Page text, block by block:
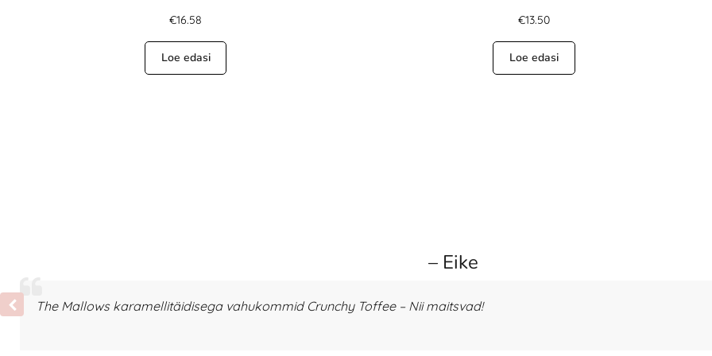
€16.58
Loe edasi
€13.50
Loe edasi
– Eike
The Mallows karamellitäidisega vahukommid Crunchy Toffee – Nii maitsvad!